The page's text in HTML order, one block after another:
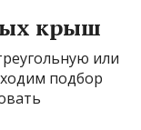
крыш
или
подбор